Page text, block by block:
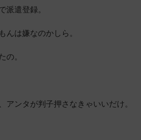
派遣登録。
んは嫌なのかしら。
の。
アンタが判子押さなきゃいいだけ。